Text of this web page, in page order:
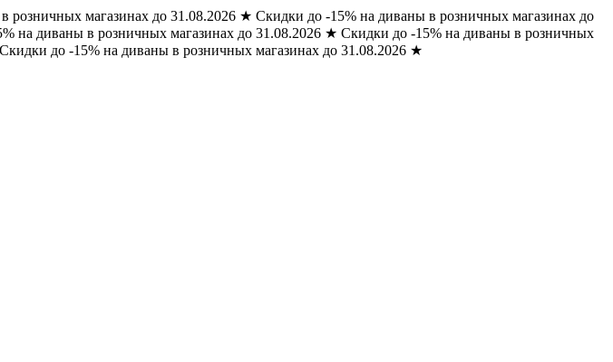
розничных магазинах до 31.08.2026 ★ Скидки до -15% на диваны в розничных магазинах до
на диваны в розничных магазинах до 31.08.2026 ★ Скидки до -15% на диваны в розничных
Скидки до -15% на диваны в розничных магазинах до 31.08.2026 ★